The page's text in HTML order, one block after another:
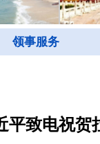
领事服务
平致电祝贺